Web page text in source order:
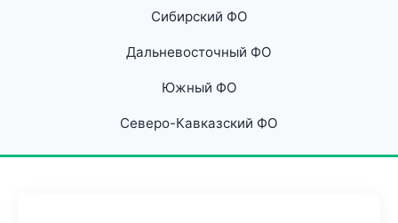
Сибирский ФО
Дальневосточный ФО
Южный ФО
Северо-Кавказский ФО